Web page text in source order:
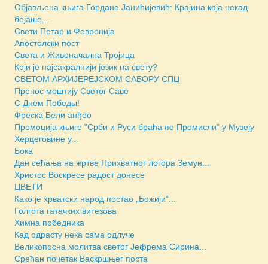
Објављена књига Гордане Јанићијевић: Крајина која некад
бејаше...
Свети Петар и Февронија
Апостолски пост
Света и Живоначална Тројица
Који је најсакралнији језик на свету?
СВЕТОМ АРХИЈЕРЕЈСКОМ САБОРУ СПЦ
Пренос моштију Светог Саве
С Днём Победы!
Фреска Бели анђео
Промоција књиге "Срби и Руси браћа по Промисли" у Музеју
Херцеговине у...
Бока
Дан сећања на жртве Прихватног логора Земун...
Христос Воскресе радост донесе
ЦВЕТИ
Како је хрватски народ постао „Божији“...
Голгота гатачких витезова
Химна победника
Кад одрасту нека сама одлуче
Великопосна молитва светог Јефрема Сирина...
Срећан почетак Васкршњег поста